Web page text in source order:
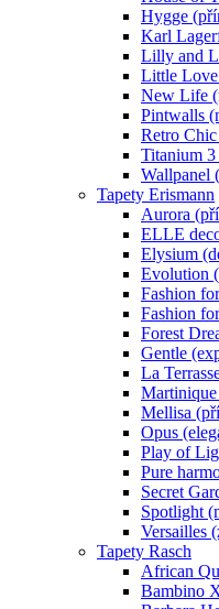
Hygge
Karl
Lilly and
Little Love
New Life
Pintwalls
Retro
Titanium 3
Wallpanel
Tapety Erismann
Aurora
ELLE
Elysium
Evolution
Fashion
Fashion
Forest
Gentle
La
Mellisa
Opus
Play of
Pure
Secret
Spotlight
Versailles
Tapety Rasch
African
Bambino